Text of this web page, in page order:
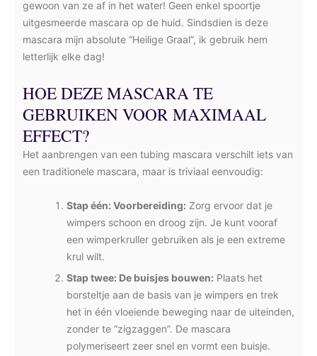
gewoon van ze af in het water! Geen enkel spoortje
uitgesmeerde mascara op de huid. Sindsdien is deze
mascara mijn absolute “Heilige Graal”, ik gebruik hem
letterlijk elke dag!
HOE DEZE MASCARA TE
GEBRUIKEN VOOR MAXIMAAL
EFFECT?
Het aanbrengen van een tubing mascara verschilt iets van
een traditionele mascara, maar is triviaal eenvoudig:
Stap één: Voorbereiding: Zorg ervoor dat je
wimpers schoon en droog zijn. Je kunt vooraf
een wimperkruller gebruiken als je een extreme
krul wilt.
Stap twee: De buisjes bouwen: Plaats het
borsteltje aan de basis van je wimpers en trek
het in één vloeiende beweging naar de uiteinden,
zonder te “zigzaggen”. De mascara
polymeriseert zeer snel en vormt een buisje.